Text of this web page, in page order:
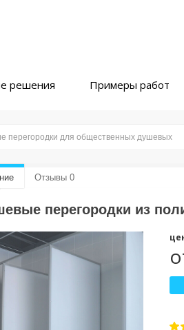
решения Примеры работ
перегородки для общественных душевых
Отзывы 0
перегородки из